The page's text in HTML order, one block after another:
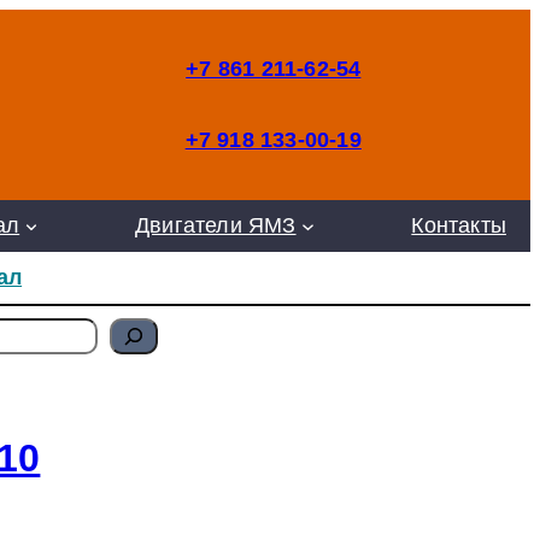
+7 861 211-62-54
+7 918 133-00-19
Двигатели ЯМЗ Контакты